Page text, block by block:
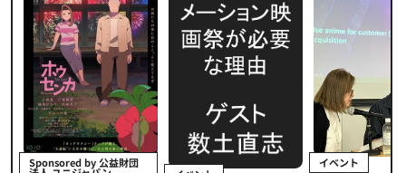
Sponsored by 公益財団 イベント